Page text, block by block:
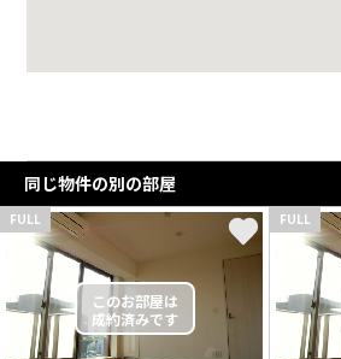
同じ物件の別の部屋
FULL FULL